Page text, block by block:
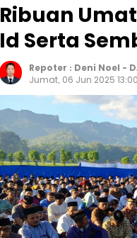
Ribuan
Id Serta
Repoter : Deni Noel -
Jumat, 06 Jun 2025